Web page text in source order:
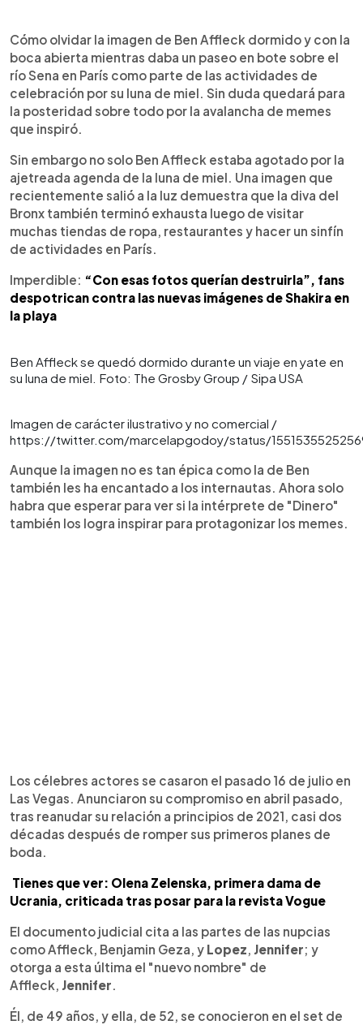
► Escuchar artículo
Cómo olvidar la imagen de Ben Affleck dormido y con la
boca abierta mientras daba un paseo en bote sobre el
río Sena en París como parte de las actividades de
celebración por su luna de miel. Sin duda quedará para
la posteridad sobre todo por la avalancha de memes
que inspiró.
Sin embargo no solo Ben Affleck estaba agotado por la
ajetreada agenda de la luna de miel. Una imagen que
recientemente salió a la luz demuestra que la diva del
Bronx también terminó exhausta luego de visitar
muchas tiendas de ropa, restaurantes y hacer un sinfín
de actividades en París.
Imperdible: “Con esas fotos querían destruirla”, fans
despotrican contra las nuevas imágenes de Shakira en
la playa
Ben Affleck se quedó dormido durante un viaje en yate en
su luna de miel. Foto: The Grosby Group / Sipa USA
Imagen de carácter ilustrativo y no comercial /
https://twitter.com/marcelapgodoy/status/
Aunque la imagen no es tan épica como la de Ben
también les ha encantado a los internautas. Ahora solo
habra que esperar para ver si la intérprete de "Dinero"
también los logra inspirar para protagonizar los memes.
Los célebres actores se casaron el pasado 16 de julio en
Las Vegas. Anunciaron su compromiso en abril pasado,
tras reanudar su relación a principios de 2021, casi dos
décadas después de romper sus primeros planes de
boda.
Tienes que ver: Olena Zelenska, primera dama de
Ucrania, criticada tras posar para la revista Vogue
El documento judicial cita a las partes de las nupcias
como Affleck, Benjamin Geza, y Lopez, Jennifer; y
otorga a esta última el "nuevo nombre" de
Affleck, Jennifer.
Él, de 49 años, y ella, de 52, se conocieron en el set de